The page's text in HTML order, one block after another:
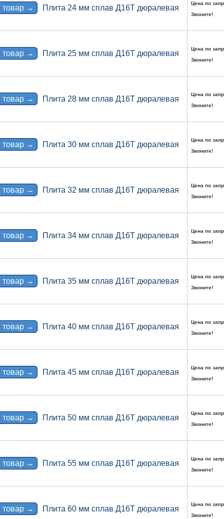
товар → Плита 24 мм сплав Д16Т дюралевая
Цена по
Звоните!
товар → Плита 25 мм сплав Д16Т дюралевая
Цена по
Звоните!
товар → Плита 28 мм сплав Д16Т дюралевая
Цена по
Звоните!
товар → Плита 30 мм сплав Д16Т дюралевая
Цена по
Звоните!
товар → Плита 32 мм сплав Д16Т дюралевая
Цена по
Звоните!
товар → Плита 34 мм сплав Д16Т дюралевая
Цена по
Звоните!
товар → Плита 35 мм сплав Д16Т дюралевая
Цена по
Звоните!
товар → Плита 40 мм сплав Д16Т дюралевая
Цена по
Звоните!
товар → Плита 45 мм сплав Д16Т дюралевая
Цена по
Звоните!
товар → Плита 50 мм сплав Д16Т дюралевая
Цена по
Звоните!
товар → Плита 55 мм сплав Д16Т дюралевая
Цена по
Звоните!
товар → Плита 60 мм сплав Д16Т дюралевая
Цена по
Звоните!